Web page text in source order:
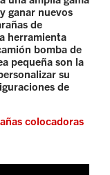
ganar nuevos
de
herramienta
bomba de
pequeña son la
su
de
colocadoras